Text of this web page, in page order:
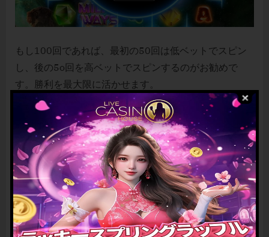
もし100回であれば、最初の50回は低ベットでスピン
し、後の5o回を高ベットでスピンするのがお勧めで
す。勝利を最大限に活かせます。
分析の仕方ですが、これはデモプレイでスピンして統
計を取ることが可能です。デモプレイであれば無料な
ため、何度回してもお金がかかりません。
もしくは様々な口コミや情報をネットであつめるのも
手です。
ぜひオンラインスロットのボーナス機能を最大限に活
かす方法を身につけ、ビッグウィンを目指しましょ